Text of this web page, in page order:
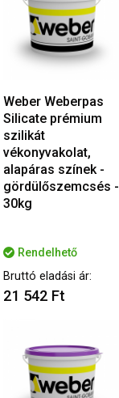
Weber Weberpas
Silicate prémium
szilikát
vékonyvakolat,
alapáras színek -
gördülőszemcsés -
30kg
Rendelhető
Bruttó eladási ár:
21 542 Ft